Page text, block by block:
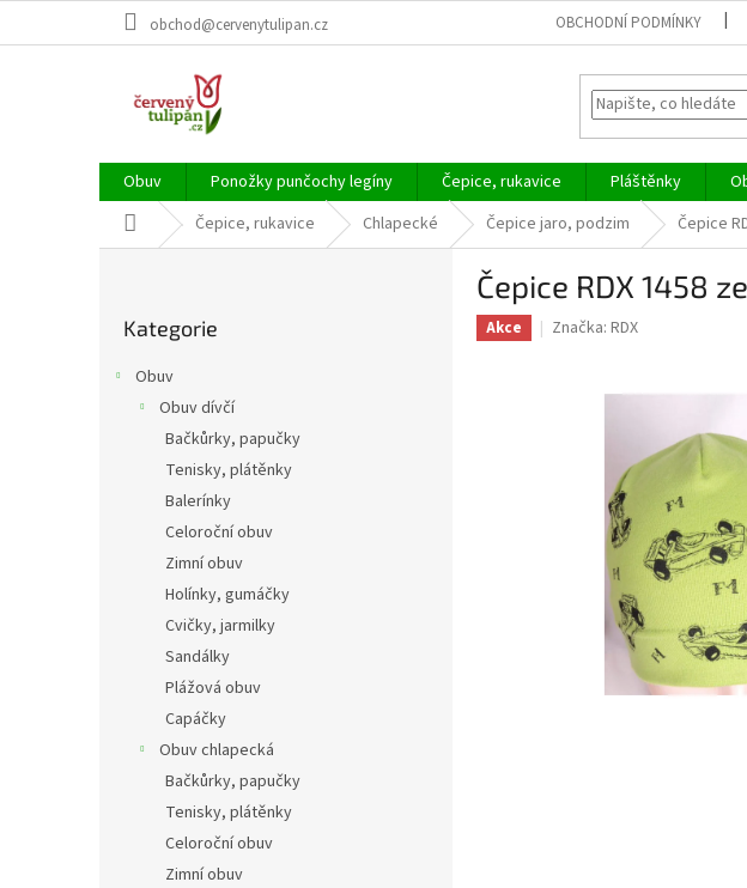
obchod@cervenytulipan.cz OBCHODNÍ PODMÍNKY
Obuv Ponožky punčochy legíny Čepice, rukavice Pláštěnky
Domů Čepice, rukavice Chlapecké Čepice jaro, podzim Čepice
kategorie
Kategorie
Obuv
Obuv dívčí
Bačkůrky, papučky
Tenisky, plátěnky
Balerínky
Celoroční obuv
Zimní obuv
Holínky, gumáčky
Cvičky, jarmilky
Sandálky
Plážová obuv
Capáčky
Obuv chlapecká
Bačkůrky, papučky
Tenisky, plátěnky
Celoroční obuv
Zimní obuv
Čepice RDX 1458
Akce Značka: RDX